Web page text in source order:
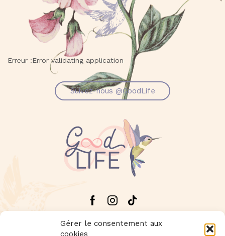
Gérer le consentement aux
cookies
Erreur :Error validating application
Suivez-nous @GoodLife
Facebook
Instagram
Tik-
tok